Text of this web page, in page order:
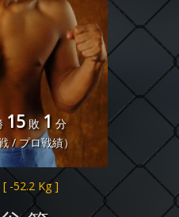
15 敗 1 分
/ プロ戦績）
[ -52.2 Kg ]